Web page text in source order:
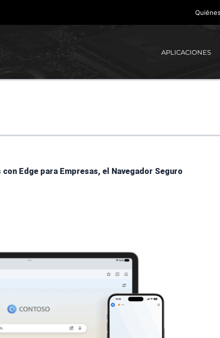
APLICACIONES
Edge para Empresas, el Navegador Seguro